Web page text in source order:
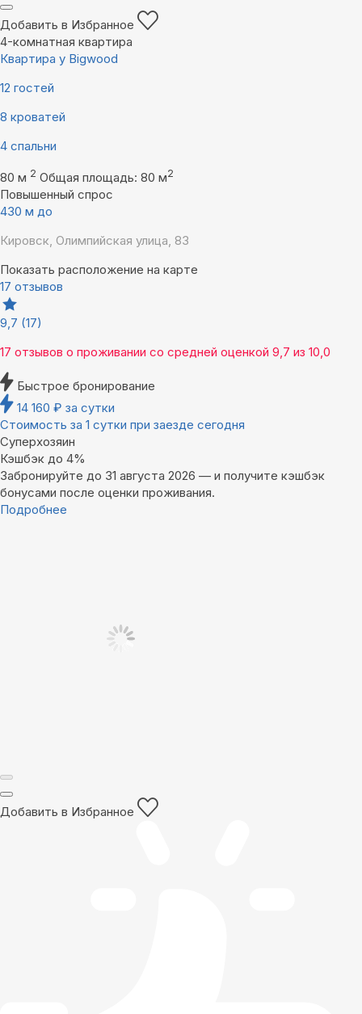
Добавить в Избранное
4-комнатная квартира
Квартира у Bigwood
12 гостей
8 кроватей
4 спальни
80 м 2 Общая площадь: 80 м2
Повышенный спрос
430 м до
Кировск, Олимпийская улица, 83
Показать расположение на карте
17 отзывов
9,7 (17)
17 отзывов о проживании со средней оценкой 9,7 из 10,0
Быстрое бронирование
14 160 ₽ за сутки
Стоимость за 1 сутки при заезде сегодня
Суперхозяин
Кэшбэк до 4%
Забронируйте до 31 августа 2026 — и получите кэшбэк
бонусами после оценки проживания.
Подробнее
Добавить в Избранное